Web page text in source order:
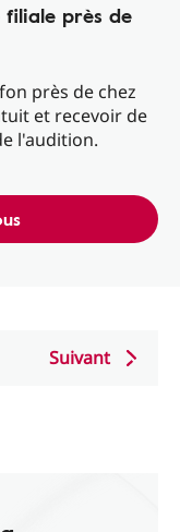
filiale près de
près de chez
et recevoir de
l'audition.
Suivant